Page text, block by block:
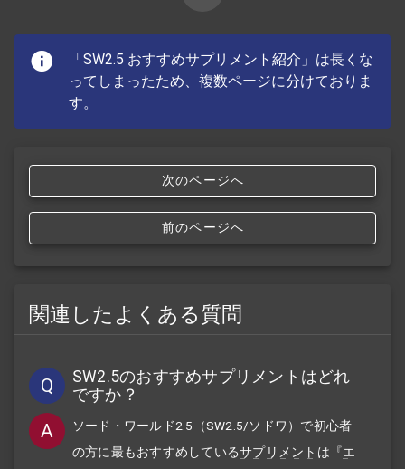
「SW2.5 おすすめサプリメント紹介」は長くな
ってしまったため、複数ページに分けておりま
す。
次のページへ
前のページへ
関連したよくある質問
Q
SW2.5のおすすめサプリメントはどれ
ですか？
A
ソード・ワールド2.5（SW2.5/ソドワ）で初心者
の方に最もおすすめしているサプリメント は『エ